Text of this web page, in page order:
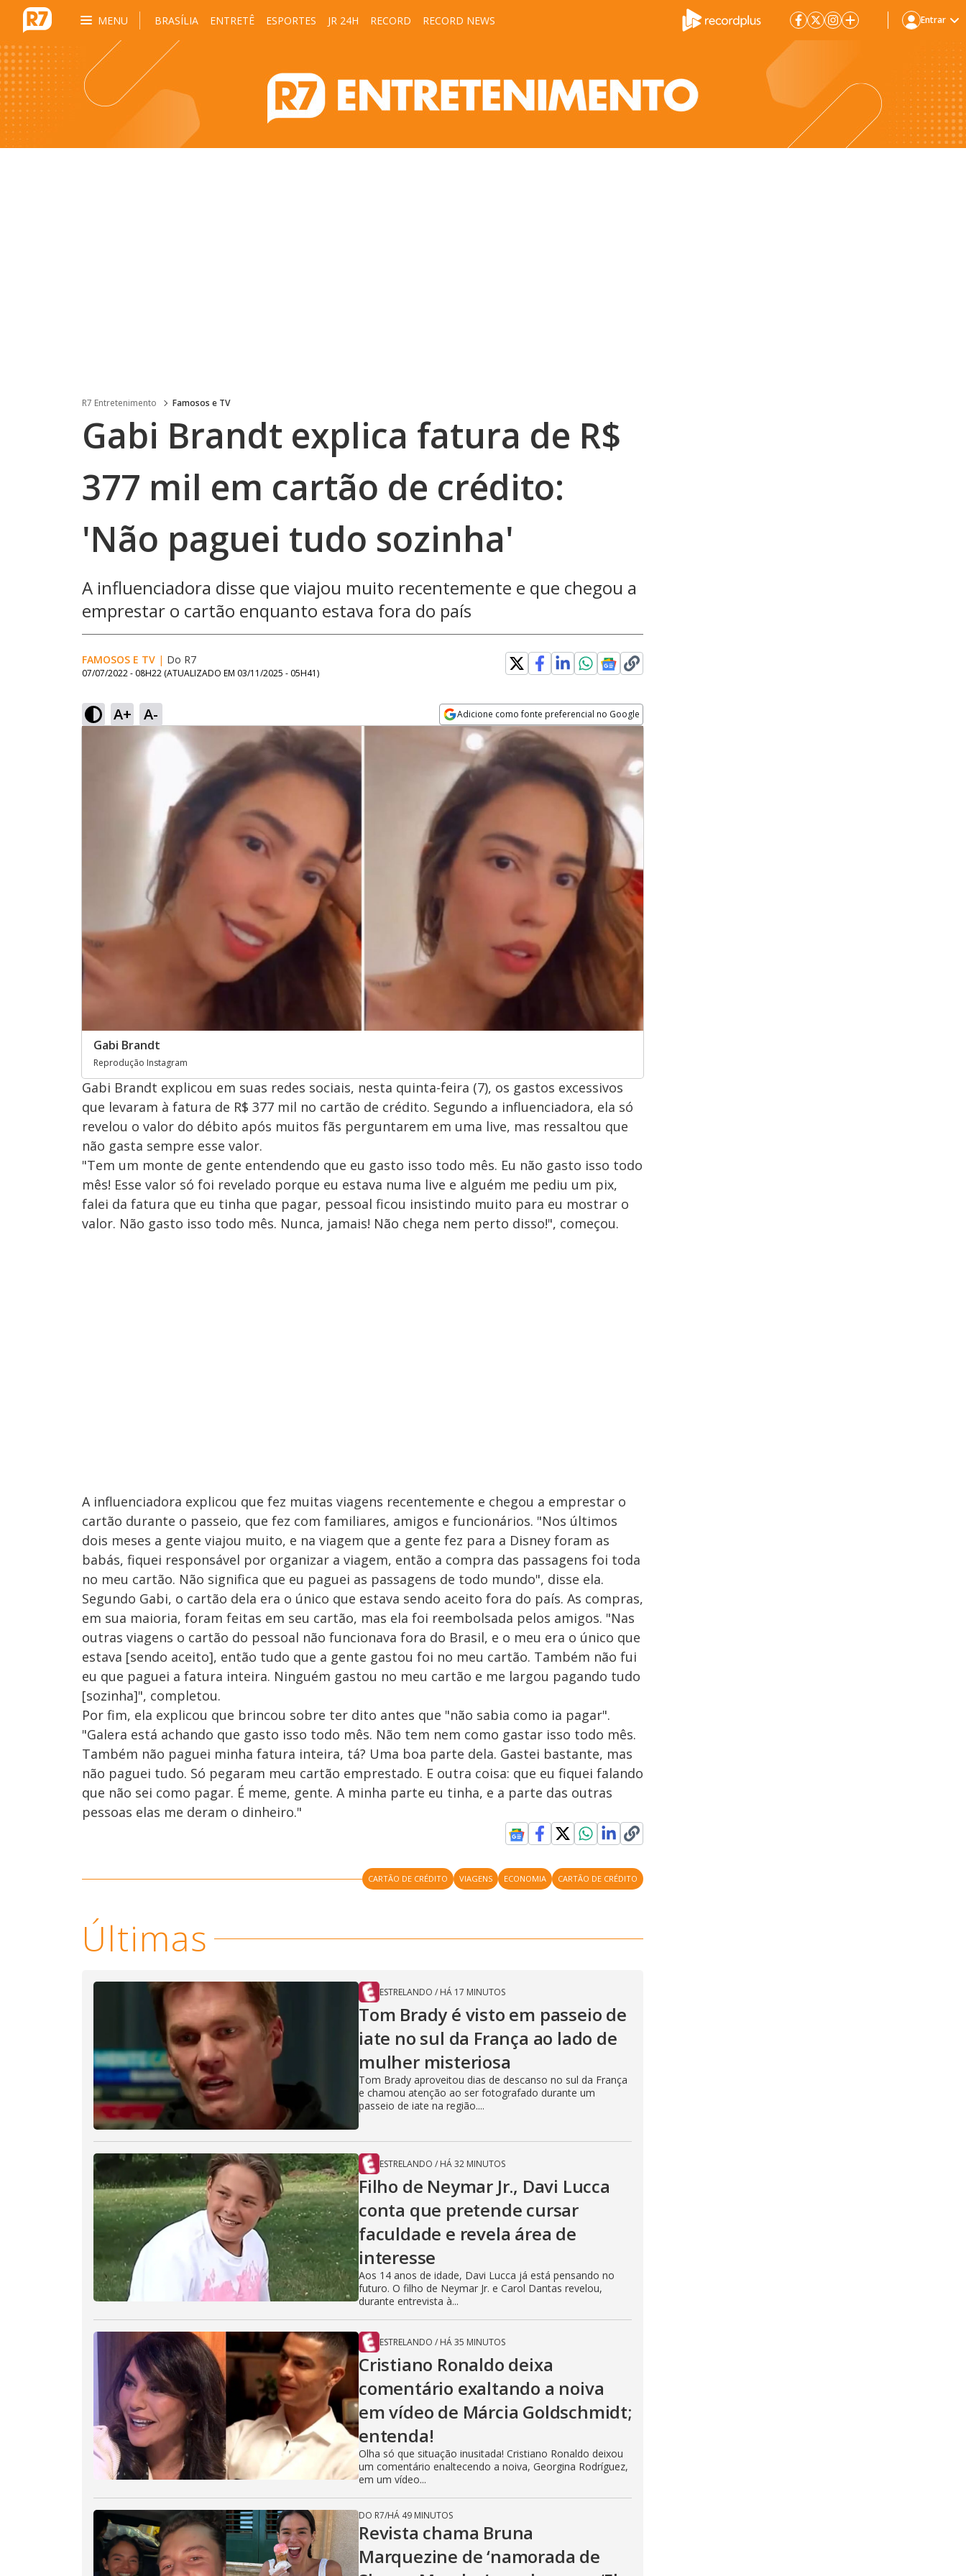
MENU BRASÍLIA ENTRETÊ ESPORTES JR 24H RECORD RECORD NEWS Entrar
R7 Entretenimento Famosos e TV
Gabi Brandt explica fatura de R$
377 mil em cartão de crédito:
'Não paguei tudo sozinha'
A influenciadora disse que viajou muito recentemente e que chegou a
emprestar o cartão enquanto estava fora do país
FAMOSOS E TV | Do R7
07/07/2022 - 08H22 (ATUALIZADO EM 03/11/2025 - 05H41)
A+ A- Adicione como fonte preferencial no Google
Opens in new window
Gabi Brandt
Reprodução Instagram
Gabi Brandt explicou em suas redes sociais, nesta quinta-feira (7), os gastos excessivos
que levaram à fatura de R$ 377 mil no cartão de crédito. Segundo a influenciadora, ela só
revelou o valor do débito após muitos fãs perguntarem em uma live, mas ressaltou que
não gasta sempre esse valor.
"Tem um monte de gente entendendo que eu gasto isso todo mês. Eu não gasto isso todo
mês! Esse valor só foi revelado porque eu estava numa live e alguém me pediu um pix,
falei da fatura que eu tinha que pagar, pessoal ficou insistindo muito para eu mostrar o
valor. Não gasto isso todo mês. Nunca, jamais! Não chega nem perto disso!", começou.
A influenciadora explicou que fez muitas viagens recentemente e chegou a emprestar o
cartão durante o passeio, que fez com familiares, amigos e funcionários. "Nos últimos
dois meses a gente viajou muito, e na viagem que a gente fez para a Disney foram as
babás, fiquei responsável por organizar a viagem, então a compra das passagens foi toda
no meu cartão. Não significa que eu paguei as passagens de todo mundo", disse ela.
Segundo Gabi, o cartão dela era o único que estava sendo aceito fora do país. As compras,
em sua maioria, foram feitas em seu cartão, mas ela foi reembolsada pelos amigos. "Nas
outras viagens o cartão do pessoal não funcionava fora do Brasil, e o meu era o único que
estava [sendo aceito], então tudo que a gente gastou foi no meu cartão. Também não fui
eu que paguei a fatura inteira. Ninguém gastou no meu cartão e me largou pagando tudo
[sozinha]", completou.
Por fim, ela explicou que brincou sobre ter dito antes que "não sabia como ia pagar".
"Galera está achando que gasto isso todo mês. Não tem nem como gastar isso todo mês.
Também não paguei minha fatura inteira, tá? Uma boa parte dela. Gastei bastante, mas
não paguei tudo. Só pegaram meu cartão emprestado. E outra coisa: que eu fiquei falando
que não sei como pagar. É meme, gente. A minha parte eu tinha, e a parte das outras
pessoas elas me deram o dinheiro."
CARTÃO DE CRÉDITO VIAGENS ECONOMIA CARTÃO DE CRÉDITO
Últimas
ESTRELANDO / HÁ 17 MINUTOS
Tom Brady é visto em passeio de
iate no sul da França ao lado de
mulher misteriosa
Tom Brady aproveitou dias de descanso no sul da França
e chamou atenção ao ser fotografado durante um
passeio de iate na região....
ESTRELANDO / HÁ 32 MINUTOS
Filho de Neymar Jr., Davi Lucca
conta que pretende cursar
faculdade e revela área de
interesse
Aos 14 anos de idade, Davi Lucca já está pensando no
futuro. O filho de Neymar Jr. e Carol Dantas revelou,
durante entrevista à...
ESTRELANDO / HÁ 35 MINUTOS
Cristiano Ronaldo deixa
comentário exaltando a noiva
em vídeo de Márcia Goldschmidt;
entenda!
Olha só que situação inusitada! Cristiano Ronaldo deixou
um comentário enaltecendo a noiva, Georgina Rodríguez,
em um vídeo...
DO R7/HÁ 49 MINUTOS
Revista chama Bruna
Marquezine de ‘namorada de